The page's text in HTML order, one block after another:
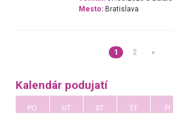
Mesto: Bratislava
1 2 »
Kalendár podujatí
PO UT ST ŠT PI